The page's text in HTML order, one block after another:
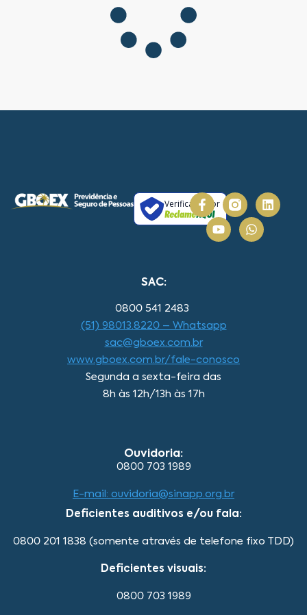
Verificada por
SAC:
0800 541 2483
(51) 98013.8220 – Whatsapp
sac@gboex.com.br
www.gboex.com.br/fale-conosco
Segunda a sexta-feira das
8h às 12h/13h às 17h
Ouvidoria:
0800 703 1989
E-mail: ouvidoria@sinapp.org.br
Deficientes auditivos e/ou fala:
0800 201 1838 (somente através de telefone fixo TDD)
Deficientes visuais:
0800 703 1989